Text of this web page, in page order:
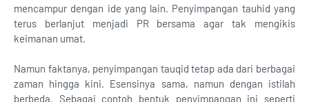
mencampur dengan ide yang lain. Penyimpangan tauhid yang
terus berlanjut menjadi PR bersama agar tak mengikis
keimanan umat.
Namun faktanya, penyimpangan tauqid tetap ada dari berbagai
zaman hingga kini. Esensinya sama, namun dengan istilah
berbeda. Sebagai contoh bentuk penyimpangan ini seperti